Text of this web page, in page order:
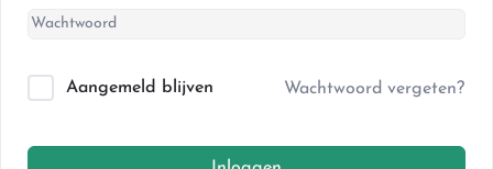
Aangemeld blijven Wachtwoord vergeten?